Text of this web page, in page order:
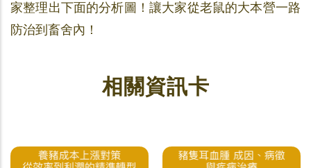
家整理出下面的分析圖！讓大家從老鼠的大本營一路
防治到畜舍內！
相關資訊卡